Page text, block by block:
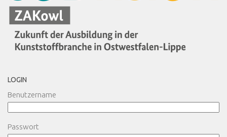
LOGIN
Benutzername
Passwort